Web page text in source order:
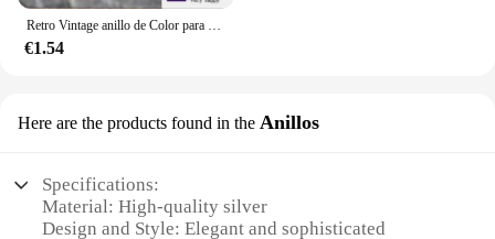
€1.54
Here are the products found in the Anillos
Specifications:
Material: High-quality silver
Design and Style: Elegant and sophisticated